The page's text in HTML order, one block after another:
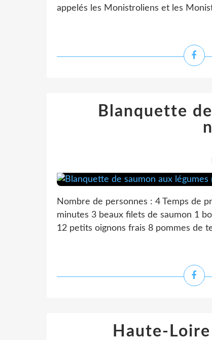
appelés les Monistroliens et les
Blanquette
Nombre de personnes : 4 Temps de
minutes 3 beaux filets de saumon 1
12 petits oignons frais 8 pommes de
Haute-